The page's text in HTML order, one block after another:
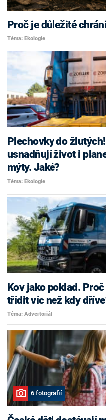
Proč je důležité
Téma: Ekologie
Plechovky do
usnadňují život i
mýty. Jaké?
Téma: Ekologie
Kov jako poklad.
třídit víc než kdy
Téma: Advertoriál
6 fotografií